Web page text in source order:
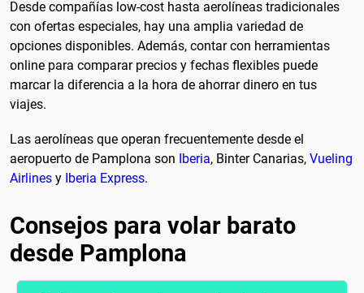
Desde compañías low-cost hasta aerolíneas tradicionales
con ofertas especiales, hay una amplia variedad de
opciones disponibles. Además, contar con herramientas
online para comparar precios y fechas flexibles puede
marcar la diferencia a la hora de ahorrar dinero en tus
viajes.
Las aerolíneas que operan frecuentemente desde el
aeropuerto de Pamplona son Iberia, Binter Canarias, Vueling
Airlines y Iberia Express.
Consejos para volar barato
desde Pamplona